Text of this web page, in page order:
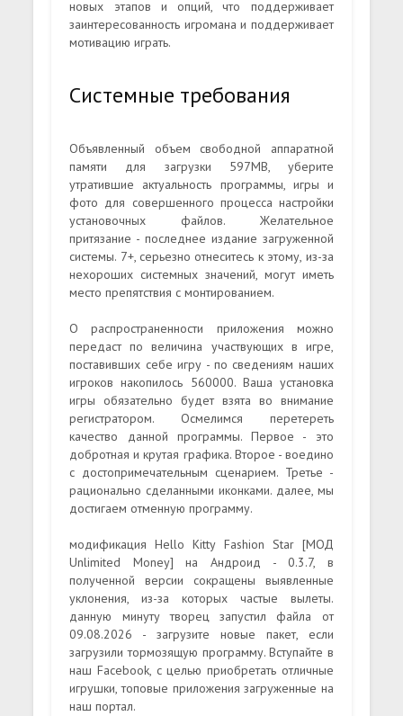
новых этапов и опций, что поддерживает
заинтересованность игромана и поддерживает
мотивацию играть.
Системные требования
Объявленный объем свободной аппаратной
памяти для загрузки 597MB, уберите
утратившие актуальность программы, игры и
фото для совершенного процесса настройки
установочных файлов. Желательное
притязание - последнее издание загруженной
системы. 7+, серьезно отнеситесь к этому, из-за
нехороших системных значений, могут иметь
место препятствия с монтированием.
О распространенности приложения можно
передаст по величина участвующих в игре,
поставивших себе игру - по сведениям наших
игроков накопилось 560000. Ваша установка
игры обязательно будет взята во внимание
регистратором. Осмелимся перетереть
качество данной программы. Первое - это
добротная и крутая графика. Второе - воедино
с достопримечательным сценарием. Третье -
рационально сделанными иконками. далее, мы
достигаем отменную программу.
модификация Hello Kitty Fashion Star [МОД
Unlimited Money] на Андроид - 0.3.7, в
полученной версии сокращены выявленные
уклонения, из-за которых частые вылеты.
данную минуту творец запустил файла от
09.08.2026 - загрузите новые пакет, если
загрузили тормозящую программу. Вступайте в
наш Facebook, с целью приобретать отличные
игрушки, топовые приложения загруженные на
наш портал.